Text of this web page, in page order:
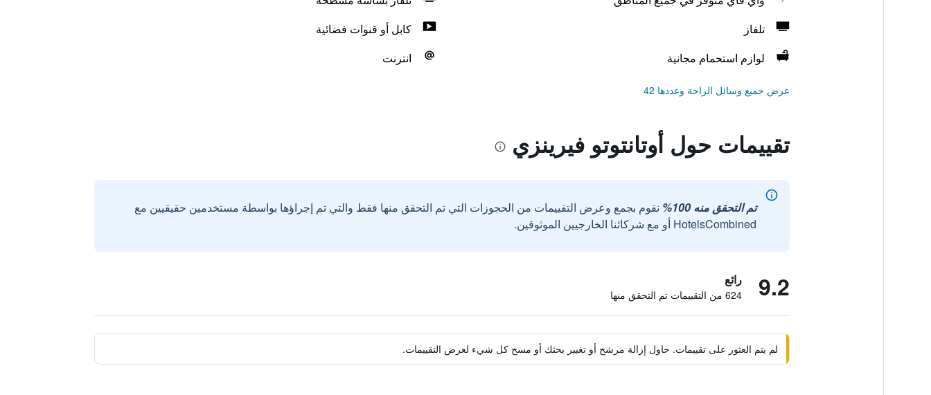
تلفاز
كابل أو قنوات فضائية
لوازم استحمام مجانية
انترنت
عرض جميع وسائل الراحة وعددها 42
تقييمات حول أوتانتوتو فيرينزي
تم التحقق منه 100%
نقوم بجمع وعرض التقييمات من الحجوزات التي تم التحقق منها فقط والتي تم إجراؤها بواسطة مستخدمين حقيقيين مع
HotelsCombined أو مع شركائنا الخارجيين الموثوقين.
9.2 رائع
624 من التقييمات تم التحقق منها
لم يتم العثور على تقييمات. حاول إزالة مرشح أو تغيير بحثك أو مسح كل شيء لعرض التقييمات.